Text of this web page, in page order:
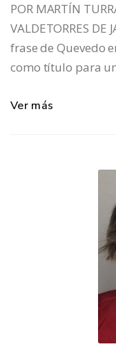
POR MARTÍN
VALDETORRES DE
frase de Quevedo
como título para
Ver más